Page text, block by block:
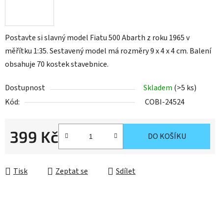
Postavte si slavný model Fiatu 500 Abarth z roku 1965 v
měřítku 1:35. Sestavený model má rozměry 9 x 4 x 4 cm. Balení
obsahuje 70 kostek stavebnice.
Dostupnost Skladem (>5 ks)
Kód:
COBI-24524
399 Kč DO KOŠÍKU
Tisk Zeptat se Sdílet